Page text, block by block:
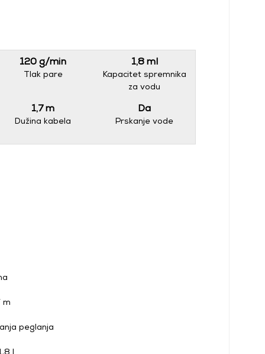
120 g/min
Tlak pare
1,8 ml
Kapacitet spremnika
za vodu
1,7 m
Dužina kabela
Da
Prskanje vode
m
peglanja
l